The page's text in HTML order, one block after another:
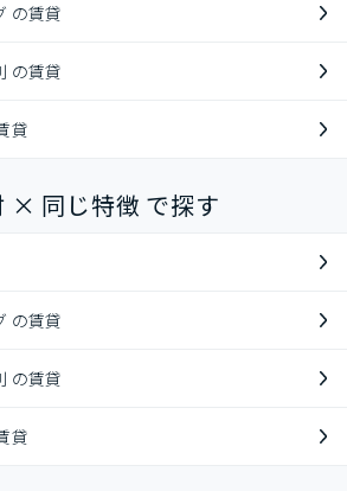
の賃貸
の賃貸
貸
× 同じ特徴 で探す
の賃貸
の賃貸
貸